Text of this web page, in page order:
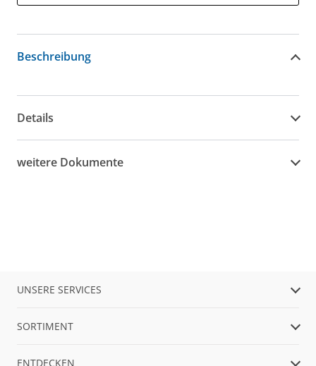
Beschreibung
Details
weitere Dokumente
UNSERE SERVICES
SORTIMENT
ENTDECKEN